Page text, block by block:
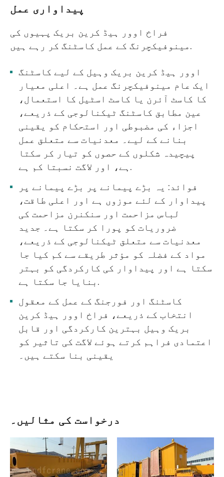
پیداواری عمل
فراخ اوور ہیڈ کرین بریک پہیوں کی
مینوفیکچرنگ کے عمل کاسٹنگ کر رہے ہیں.
اوور ہیڈ کرین بریک وہیل کے لیے کاسٹنگ
ایک عام مینوفیکچرنگ عمل ہے۔ اعلی معیار
کا کاسٹ آئرن یا کاسٹ اسٹیل کا استعمال،
عین مطابق کاسٹنگ ٹیکنالوجی کے ذریعے،
اجزاء کی مضبوطی اور استحکام کو یقینی
بنانے کے لیے۔ معدنیات سے متعلق عمل
پیچیدہ شکلوں کے حصوں کو تیار کر سکتا
ہے، اور لاگت نسبتا کم ہے.
فوائد: یہ بڑے پیمانے پر بڑے پیمانے پر
پیداوار کے لئے موزوں ہے اور اعلی طاقت،
لباس مزاحمت اور سنکنرن مزاحمت کی
ضروریات کو پورا کر سکتا ہے۔ جدید
معدنیات سے متعلق ٹیکنالوجی کے ذریعے،
مواد کے فضلہ کو مؤثر طریقے سے کم کیا جا
سکتا ہے اور پیداوار کی کارکردگی کو بہتر
بنایا جا سکتا ہے.
کاسٹنگ اور فورجنگ کے عمل کے معقول
انتخاب کے ذریعے، فراخ اوور ہیڈ کرین
بریک وہیل بہترین کارکردگی اور قابل
اعتمادی فراہم کرتے ہوئے لاگت کی تاثیر کو
یقینی بنا سکتے ہیں۔
درخواست کی مثالیں۔